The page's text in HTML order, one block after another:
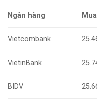
Ngân hàng Mua
Vietcombank
VietinBank
BIDV